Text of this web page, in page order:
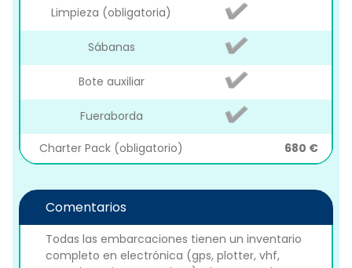
Limpieza (obligatoria)
Sábanas
Bote auxiliar
Fueraborda
Charter Pack (obligatorio) 680 €
Comentarios
Todas las embarcaciones tienen un inventario
completo en electrónica (gps, plotter, vhf,